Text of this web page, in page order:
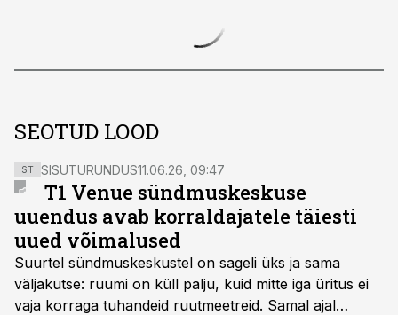
SEOTUD LOOD
ST SISUTURUNDUS11.06.26, 09:47
T1 Venue sündmuskeskuse
uuendus avab korraldajatele täiesti
uued võimalused
Suurtel sündmuskeskustel on sageli üks ja sama
väljakutse: ruumi on küll palju, kuid mitte iga üritus ei
vaja korraga tuhandeid ruutmeetreid. Samal ajal